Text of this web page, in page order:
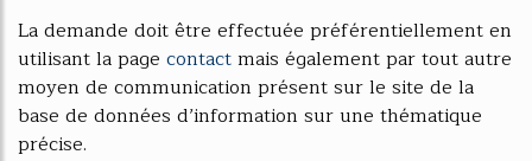
La demande doit être effectuée préférentiellement en
utilisant la page contactmais également par tout autre
moyen de communication présent sur le site de la
base de données d’information sur une thématique
précise.